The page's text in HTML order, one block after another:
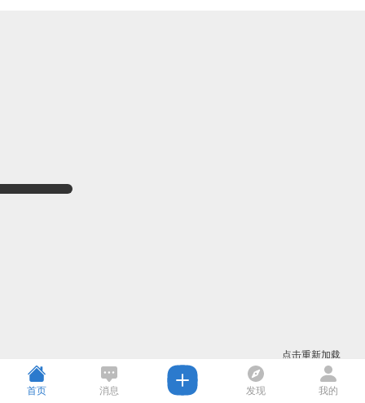
点击重新加载
首页 消息 发现 我的